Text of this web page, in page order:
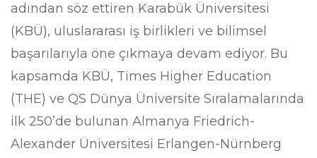
adından söz ettiren Karabük Üniversitesi
(KBÜ), uluslararası iş birlikleri ve bilimsel
başarılarıyla öne çıkmaya devam ediyor. Bu
kapsamda KBÜ, Times Higher Education
(THE) ve QS Dünya Üniversite Sıralamalarında
ilk 250’de bulunan Almanya Friedrich-
Alexander Üniversitesi Erlangen-Nürnberg